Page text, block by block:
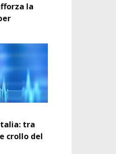
la
tra
crollo del